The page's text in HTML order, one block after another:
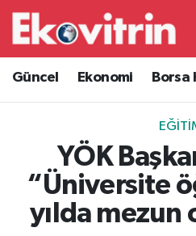
Güncel Ekonomi Borsa
YÖK
“Üniversite
yılda mezun
Güncel
Ekonomi
Borsa Haberleri
İş Dünyası
Lojistik
Hava Durumu
Trafik Durumu
Süper Lig Puan Durumu
Tüm Manşetler
Son Dakika Haberleri